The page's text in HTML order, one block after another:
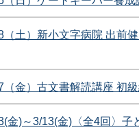
（土）新小文字病院 出前
（金）古文書解読講座 初
金)～3/13(金)〈全4回〉